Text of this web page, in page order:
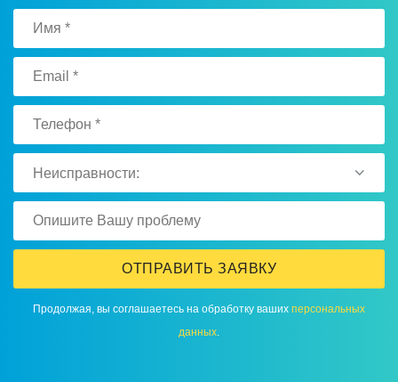
Неисправности:
ОТПРАВИТЬ ЗАЯВКУ
Продолжая, вы соглашаетесь на обработку ваших персональных
данных.